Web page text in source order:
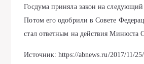
Госдума приняла закон на следующий
Потом его одобрили в Совете
стал ответным на действия
Источник: https://abnews.ru/2017/11/